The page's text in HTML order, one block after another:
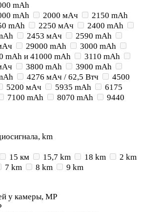
mAh
mAh 2000 мАч
2150 mAh
mAh 2250 мАч
2400 mAh
2453 мАч
2590 mAh
29000 mAh
3000 mAh
mAh и 41000 mAh
3110 mAh
3800 mAh
3900 mAh
4276 мАч / 62,5 Втч
4500
5200 мАч 5935 mAh
6175
7100 mAh 8070 mAh
9440
km
15 км 15,7 km 18 km
2 km
7 km 8 km
9 km
у камеры, MP